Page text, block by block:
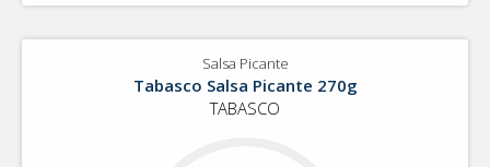
Salsa Picante
Tabasco Salsa Picante 270g
TABASCO